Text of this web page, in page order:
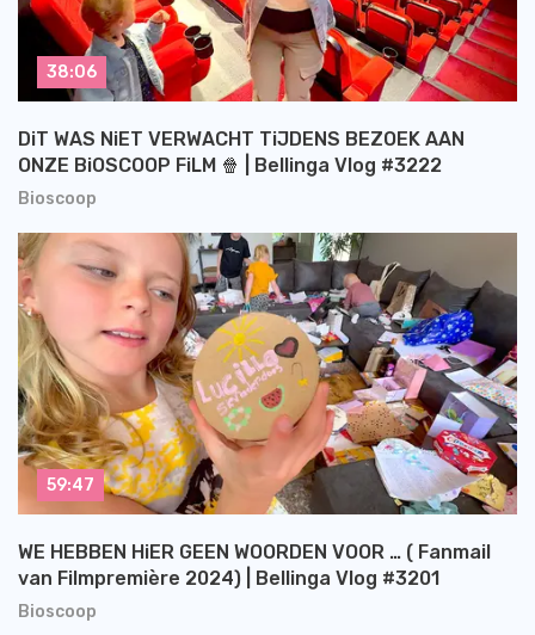
Bioscoop
DiT WAS NiET VERWACHT TiJDENS BEZOEK AAN
ONZE BiOSCOOP FiLM 🍿 | Bellinga Vlog #3222
38:06
Bioscoop
WE HEBBEN HiER GEEN WOORDEN VOOR … ( Fanmail
van Filmpremière 2024) | Bellinga Vlog #3201
59:47